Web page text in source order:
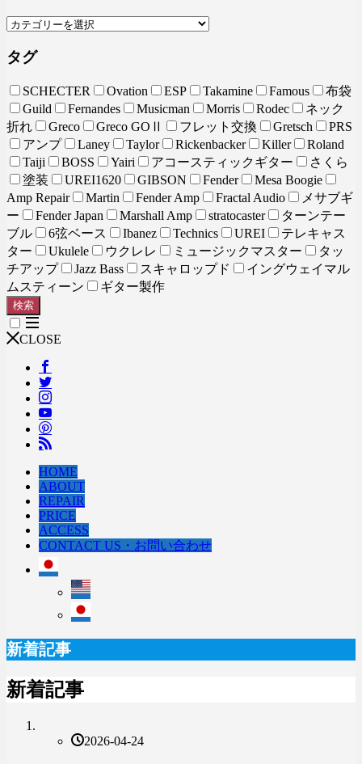
タグ
SCHECTER Ovation ESP Takamine Famous
布袋
Guild
Fernandes Musicman Morris Rodec
ネック
折れ
Greco Greco GOⅡ フレット交換 Gretsch
PRS
アンプ
Laney Taylor Rickenbacker Killer
Roland
Taiji
BOSS Yairi アコースティックギター
さくら
塗装
UREI1620 GIBSON Fender
Mesa Boogie
Amp Repair
Martin Fender Amp Fractal Audio
メサブギ
ー
Fender Japan Marshall Amp stratocaster
ターンテー
ブル
6弦ベース Ibanez Technics UREI
テレキャス
ター
Ukulele ウクレレ ミュージックマスター
タッ
チアップ
Jazz Bass スキャロップド
イングウェイマル
ムスティーン
ギター製作
検索
CLOSE
HOME
ABOUT
REPAIR
PRICE
ACCESS
CONTACT US・お問い合わせ
新着記事
新着記事
2026-04-24